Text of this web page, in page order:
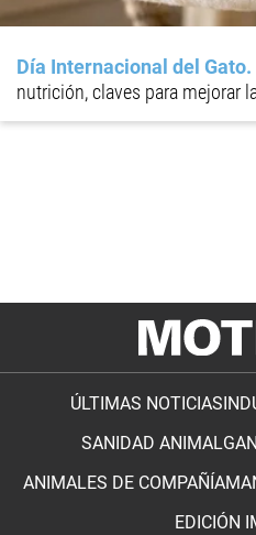
Día Internacional del Gato
nutrición, claves para mejorar
ÚLTIMAS NOTICIAS
SANIDAD ANIMAL
ANIMALES DE COMPAÑÍA
EDICIÓN